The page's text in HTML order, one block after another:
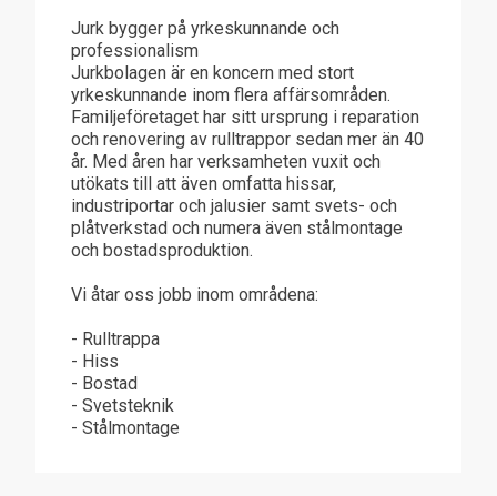
Jurk bygger på yrkeskunnande och
professionalism
Jurkbolagen är en koncern med stort
yrkeskunnande inom flera affärsområden.
Familjeföretaget har sitt ursprung i reparation
och renovering av rulltrappor sedan mer än 40
år. Med åren har verksamheten vuxit och
utökats till att även omfatta hissar,
industriportar och jalusier samt svets- och
plåtverkstad och numera även stålmontage
och bostadsproduktion.
Vi åtar oss jobb inom områdena:
- Rulltrappa
- Hiss
- Bostad
- Svetsteknik
- Stålmontage